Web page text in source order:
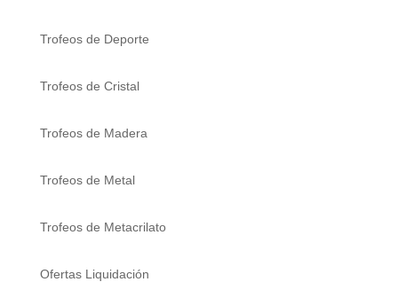
Trofeos de Deporte
Trofeos de Cristal
Trofeos de Madera
Trofeos de Metal
Trofeos de Metacrilato
Ofertas Liquidación